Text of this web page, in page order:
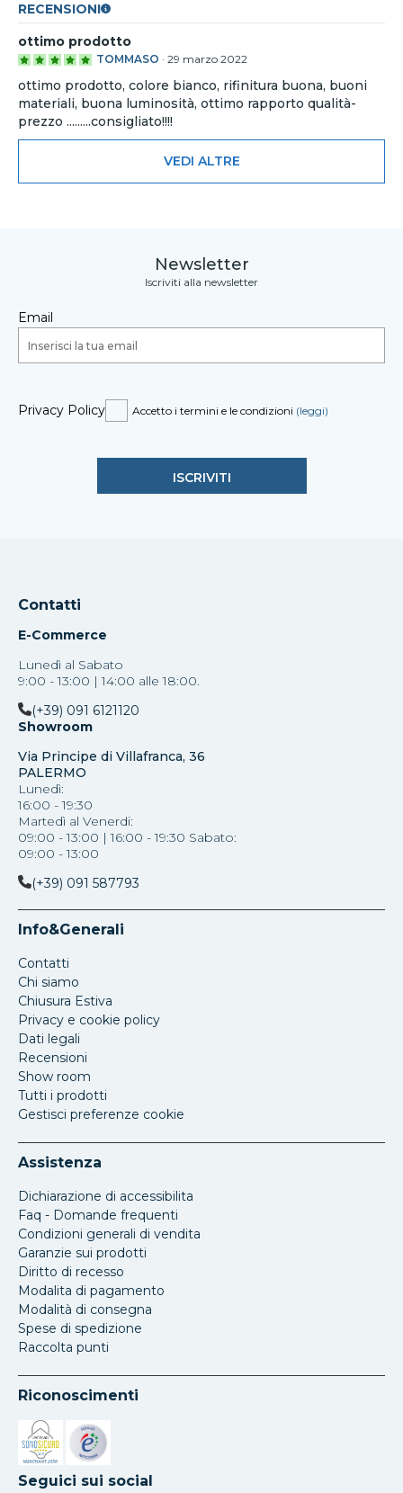
RECENSIONI
ottimo prodotto
TOMMASO · 29 marzo 2022
ottimo prodotto, colore bianco, rifinitura buona, buoni
materiali, buona luminosità, ottimo rapporto qualità-
prezzo .........consigliato!!!!
VEDI ALTRE
Newsletter
Iscriviti alla newsletter
Email
Privacy Policy Accetto i termini e le condizioni (leggi)
Contatti
E-Commerce
Lunedì al Sabato
9:00 - 13:00 | 14:00 alle 18:00.
(+39) 091 6121120
Showroom
Via Principe di Villafranca, 36
PALERMO
Lunedì:
16:00 - 19:30
Martedì al Venerdi:
09:00 - 13:00 | 16:00 - 19:30 Sabato:
09:00 - 13:00
(+39) 091 587793
Info&Generali
Contatti
Chi siamo
Chiusura Estiva
Privacy e cookie policy
Dati legali
Recensioni
Show room
Tutti i prodotti
Gestisci preferenze cookie
Assistenza
Dichiarazione di accessibilita
Faq - Domande frequenti
Condizioni generali di vendita
Garanzie sui prodotti
Diritto di recesso
Modalita di pagamento
Modalità di consegna
Spese di spedizione
Raccolta punti
Riconoscimenti
Si apre in una nuova scheda
Si apre in una nuova scheda
Seguici sui social